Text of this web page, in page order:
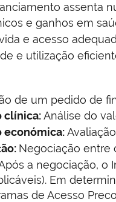
assenta
e ganhos em
e acesso
e utilização
de um pedido de
clínica:Análise do
económica:
Negociação entre
a negociação, o
Em
de Acesso